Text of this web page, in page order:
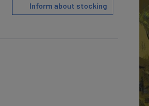
Inform about stocking